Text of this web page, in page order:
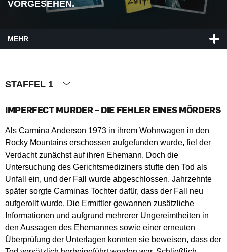
VORGESEHEN.
MEHR
STAFFEL 1
IMPERFECT MURDER – DIE FEHLER EINES MÖRDERS
Als Carmina Anderson 1973 in ihrem Wohnwagen in den
Rocky Mountains erschossen aufgefunden wurde, fiel der
Verdacht zunächst auf ihren Ehemann. Doch die
Untersuchung des Gerichtsmediziners stufte den Tod als
Unfall ein, und der Fall wurde abgeschlossen. Jahrzehnte
später sorgte Carminas Tochter dafür, dass der Fall neu
aufgerollt wurde. Die Ermittler gewannen zusätzliche
Informationen und aufgrund mehrerer Ungereimtheiten in
den Aussagen des Ehemannes sowie einer erneuten
Überprüfung der Unterlagen konnten sie beweisen, dass der